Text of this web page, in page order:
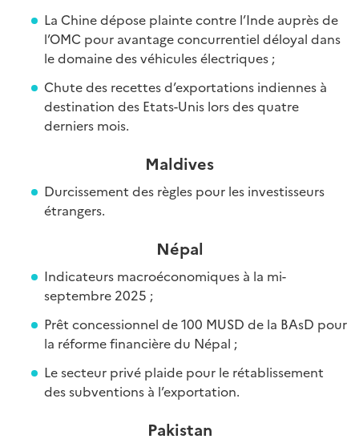
La Chine dépose plainte contre l’Inde auprès de
l’OMC pour avantage concurrentiel déloyal dans
le domaine des véhicules électriques ;
Chute des recettes d’exportations indiennes à
destination des Etats-Unis lors des quatre
derniers mois.
Maldives
Durcissement des règles pour les investisseurs
étrangers.
Népal
Indicateurs macroéconomiques à la mi-
septembre 2025 ;
Prêt concessionnel de 100 MUSD de la BAsD pour
la réforme financière du Népal ;
Le secteur privé plaide pour le rétablissement
des subventions à l’exportation.
Pakistan